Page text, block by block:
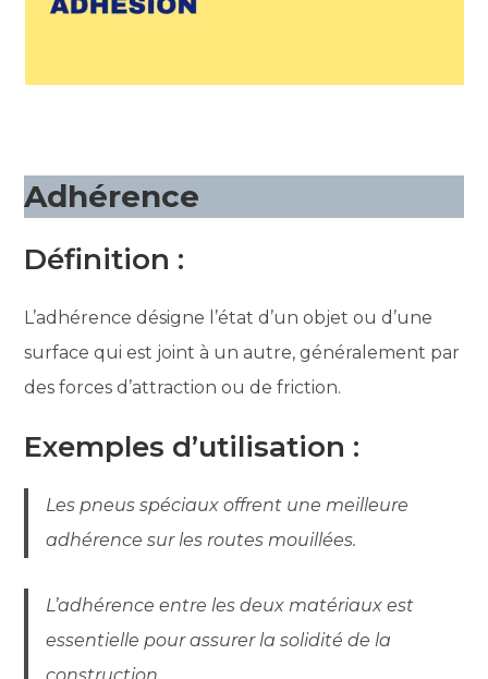
Adhérence
Définition :
L’adhérence désigne l’état d’un objet ou d’une
surface qui est joint à un autre, généralement par
des forces d’attraction ou de friction.
Exemples d’utilisation :
Les pneus spéciaux offrent une meilleure
adhérence sur les routes mouillées.
L’adhérence entre les deux matériaux est
essentielle pour assurer la solidité de la